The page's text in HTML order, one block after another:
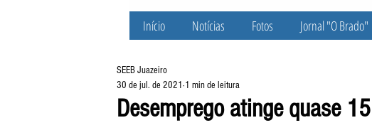
Início Notícias Fotos Jornal "O Brado"
Desemprego atinge quase
SEEB Juazeiro
30 de jul. de 2021 1 min de leitura